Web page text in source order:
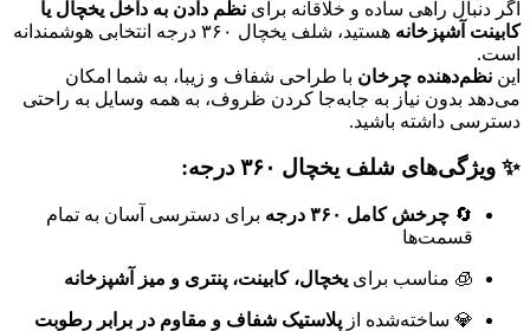
اگر دنبال راهی ساده و خلاقانه برای نظم دادن به داخل یخچال یا
کابینت آشپزخانه
هستید، شلف یخچال ۳۶۰ درجه انتخابی هوشمندانه
است.
این نظم‌دهنده چرخان با طراحی شفاف و زیبا، به شما امکان
می‌دهد بدون نیاز به جابه‌جا کردن ظروف، به همه وسایل به راحتی
دسترسی داشته باشید.
✨ ویژگی‌های شلف یخچال ۳۶۰ درجه:
🔄 چرخش کامل ۳۶۰ درجه
برای دسترسی آسان به تمام
قسمت‌ها
🧊 مناسب برای یخچال، کابینت، پنتری و میز آشپزخانه
💎 ساخته‌شده از پلاستیک شفاف و مقاوم در برابر رطوبت